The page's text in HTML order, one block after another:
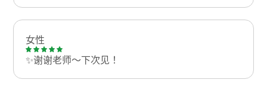
女性
✨谢谢老师～下次见！